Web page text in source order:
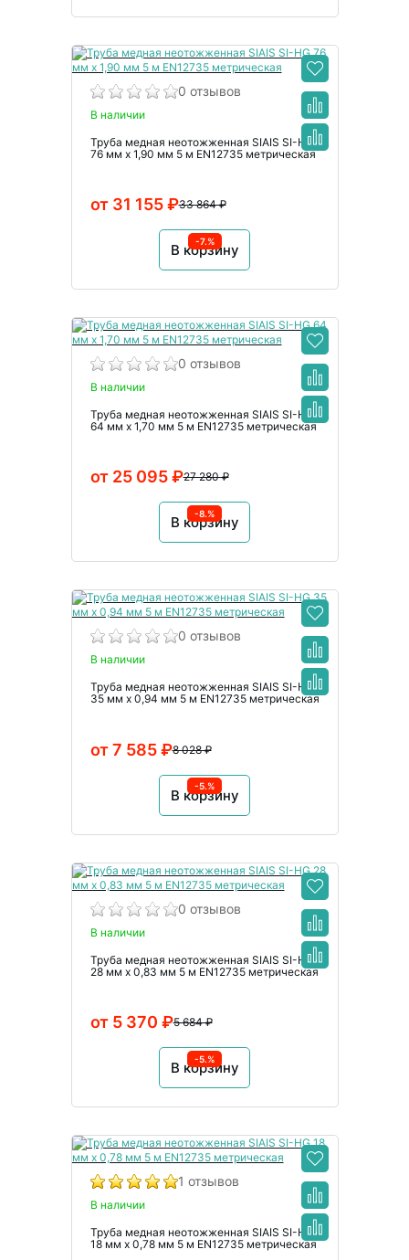
0 отзывов
В наличии
Труба медная неотожженная SIAIS SI-HG
76 мм x 1,90 мм 5 м EN12735 метрическая
33 864 ₽
от 31 155 ₽
В корзину
-7.%
0 отзывов
В наличии
Труба медная неотожженная SIAIS SI-HG
64 мм x 1,70 мм 5 м EN12735 метрическая
27 280 ₽
от 25 095 ₽
В корзину
-8.%
0 отзывов
В наличии
Труба медная неотожженная SIAIS SI-HG
35 мм x 0,94 мм 5 м EN12735 метрическая
8 028 ₽
от 7 585 ₽
В корзину
-5.%
0 отзывов
В наличии
Труба медная неотожженная SIAIS SI-HG
28 мм x 0,83 мм 5 м EN12735 метрическая
5 684 ₽
от 5 370 ₽
В корзину
-5.%
1 отзывов
В наличии
Труба медная неотожженная SIAIS SI-HG
18 мм x 0,78 мм 5 м EN12735 метрическая